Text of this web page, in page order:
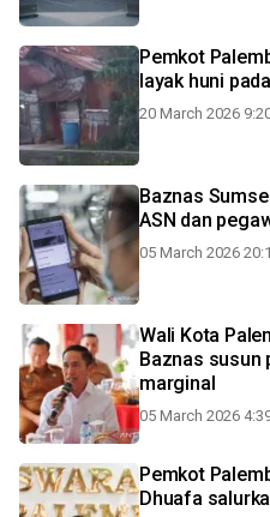
Pemkot
layak huni
20 March 2026
Baznas
ASN dan
05 March 2026
Wali Kota
Baznas susun
marginal
05 March 2026
Pemkot
Dhuafa